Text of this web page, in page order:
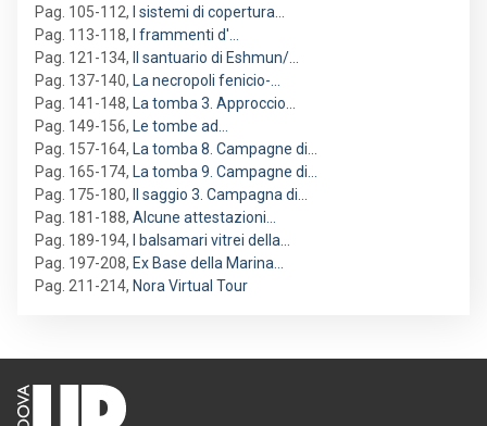
Pag. 105-112,
I sistemi di copertura…
Pag. 113-118,
I frammenti d'…
Pag. 121-134,
Il santuario di Eshmun/…
Pag. 137-140, La necropoli fenicio-…
Pag. 141-148, La tomba 3. Approccio…
Pag. 149-156, Le tombe ad…
Pag. 157-164, La tomba 8. Campagne di…
Pag. 165-174, La tomba 9. Campagne di…
Pag. 175-180,
Il saggio 3. Campagna di…
Pag. 181-188, Alcune attestazioni…
Pag. 189-194,
I balsamari vitrei della…
Pag. 197-208, Ex Base della Marina…
Pag. 211-214, Nora Virtual Tour